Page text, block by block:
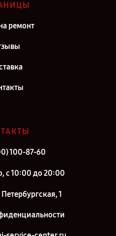
ремонт
100-87-60
с 10:00 до 20:00
1